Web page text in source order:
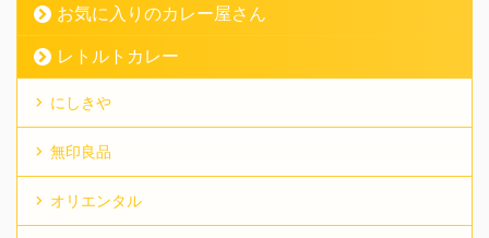
お気に入りのカレー屋さん
レトルトカレー
にしきや
無印良品
オリエンタル